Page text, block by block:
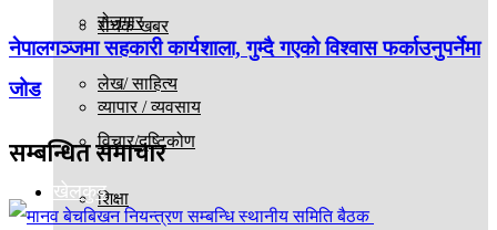
रोचक खबर
लेख/ साहित्य
विचार/दृष्टिकोण
शिक्षा
रोजगार
व्यापार / व्यवसाय
खेलकुद
नेपालगञ्जमा सहकारी कार्यशाला, गुम्दै गएको विश्वास फर्काउनुपर्नेमा
जोड
सम्बन्धितसमाचार